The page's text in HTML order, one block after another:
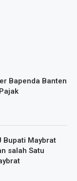
Bapenda Banten
Bupati Maybrat
salah Satu